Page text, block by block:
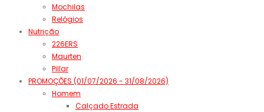
Mochilas
Relógios
Nutrição
226ERS
Maurten
Pillar
PROMOÇÕES (01/07/2026 - 31/08/2026)
Homem
Calçado Estrada